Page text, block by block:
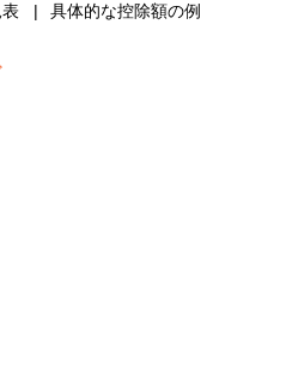
具体的な控除額の例